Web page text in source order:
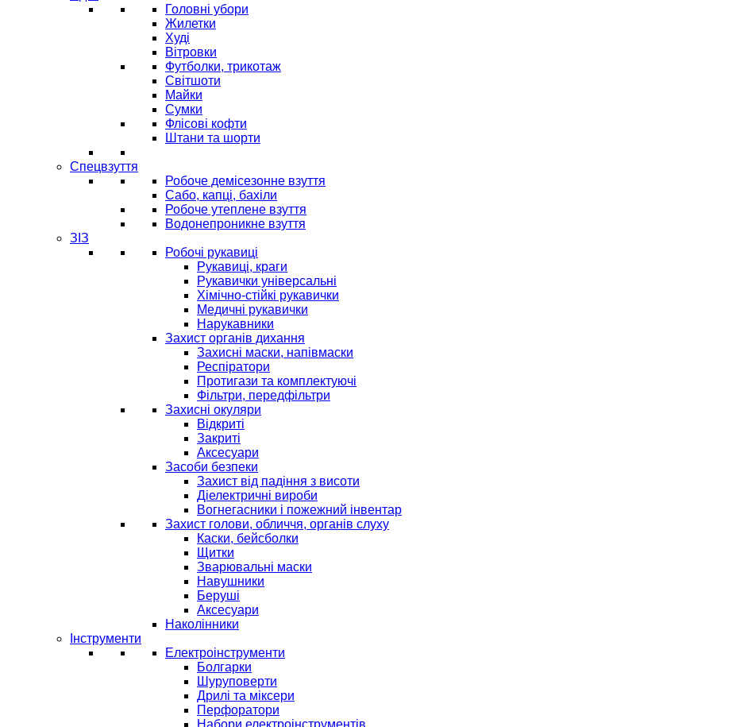
Головні убори
Жилетки
Худі
Вітровки
Футболки, трикотаж
Світшоти
Майки
Сумки
Флісові кофти
Штани та шорти
Спецвзуття
Робоче демісезонне взуття
Сабо, капці, бахіли
Робоче утеплене взуття
Водонепроникне взуття
ЗІЗ
Робочі рукавиці
Рукавиці, краги
Рукавички універсальні
Хімічно-стійкі рукавички
Медичні рукавички
Нарукавники
Захист органів дихання
Захисні маски, напівмаски
Респіратори
Протигази та комплектуючі
Фільтри, передфільтри
Захисні окуляри
Відкриті
Закриті
Аксесуари
Засоби безпеки
Захист від падіння з висоти
Діелектричні вироби
Вогнегасники і пожежний інвентар
Захист голови, обличчя, органів слуху
Каски, бейсболки
Щитки
Зварювальні маски
Навушники
Беруші
Аксесуари
Наколінники
Інструменти
Електроінструменти
Болгарки
Шуруповерти
Дрилі та міксери
Перфоратори
Набори електроінструментів